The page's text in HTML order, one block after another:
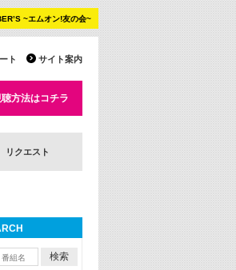
~エムオン!友の会~
サイト案内
ト
方法はコチラ
リクエスト